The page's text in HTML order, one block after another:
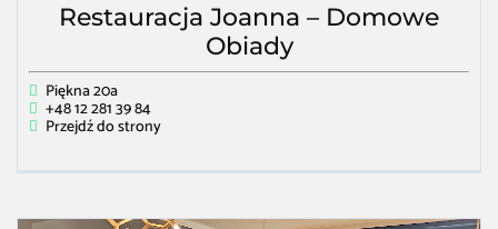
Restauracja Joanna – Domowe
Obiady
Piękna 20a
+48 12 281 39 84
Przejdź do strony